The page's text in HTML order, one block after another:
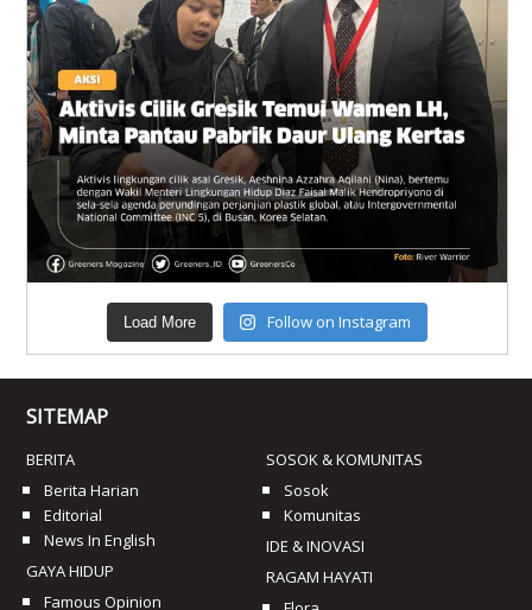
Load More Follow on Instagram
SITEMAP
BERITA
Berita Harian
Editorial
News In English
GAYA HIDUP
Famous Opinion
SOSOK & KOMUNITAS
Sosok
Komunitas
IDE & INOVASI
RAGAM HAYATI